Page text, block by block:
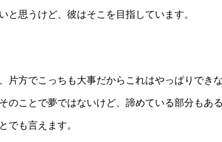
と思うけど、彼はそこを目指しています。
片方でこっちも大事だからこれはやっぱりでき
のことで夢ではないけど、諦めている部分もある
でも言えます。